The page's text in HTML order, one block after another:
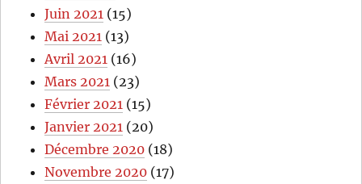
Juin 2021 (15)
Mai 2021 (13)
Avril 2021 (16)
Mars 2021 (23)
Février 2021 (15)
Janvier 2021 (20)
Décembre 2020 (18)
Novembre 2020 (17)